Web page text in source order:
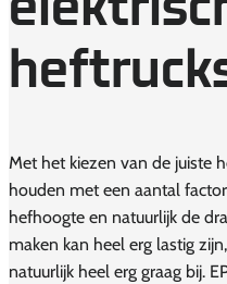
Met het kiezen van de juiste
houden met een aantal
hefhoogte en natuurlijk de
maken kan heel erg lastig
natuurlijk heel erg graag bij.